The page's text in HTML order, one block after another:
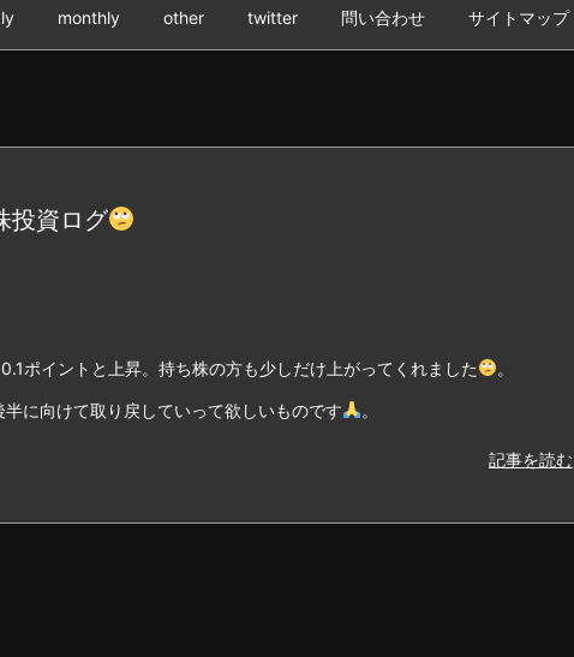
monthly other twitter 問い合わせ サイトマップ
投資ログ
ポイントと上昇。持ち株の方も少しだけ上がってくれました 。
に向けて取り戻していって欲しいものです 。
記事を読む